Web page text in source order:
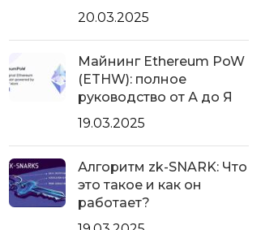
20.03.2025
Майнинг Ethereum PoW
(ETHW): полное
руководство от А до Я
19.03.2025
Алгоритм zk-SNARK: Что
это такое и как он
работает?